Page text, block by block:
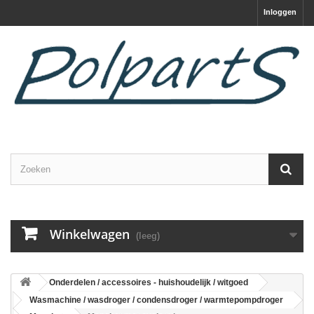
Inloggen
Winkelwagen (leeg)
Onderdelen / accessoires - huishoudelijk / witgoed
Wasmachine / wasdroger / condensdroger / warmtepompdroger